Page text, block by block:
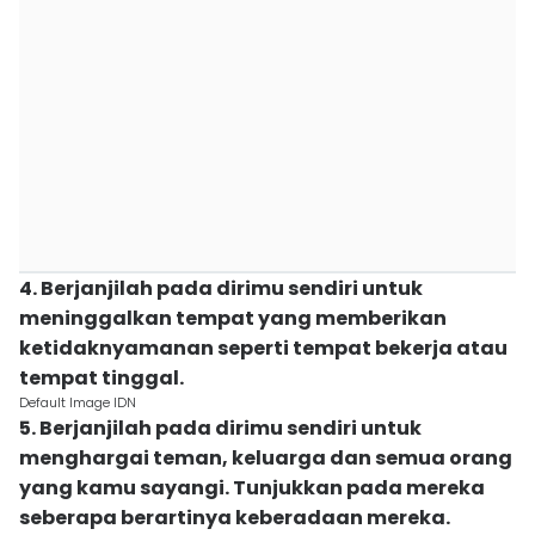
4. Berjanjilah pada dirimu sendiri untuk
meninggalkan tempat yang memberikan
ketidaknyamanan seperti tempat bekerja atau
tempat tinggal.
Default Image IDN
5. Berjanjilah pada dirimu sendiri untuk
menghargai teman, keluarga dan semua orang
yang kamu sayangi. Tunjukkan pada mereka
seberapa berartinya keberadaan mereka.